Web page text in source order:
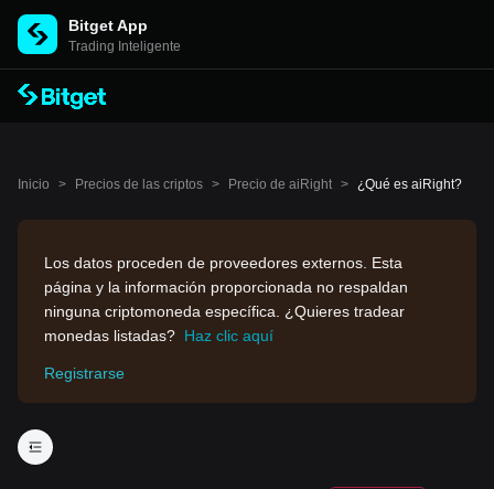
Bitget App
Trading Inteligente
Inicio > Precios de las criptos > Precio de aiRight > ¿Qué es aiRight?
Los datos proceden de proveedores externos. Esta
página y la información proporcionada no respaldan
ninguna criptomoneda específica. ¿Quieres tradear
monedas listadas? Haz clic aquí
Registrarse